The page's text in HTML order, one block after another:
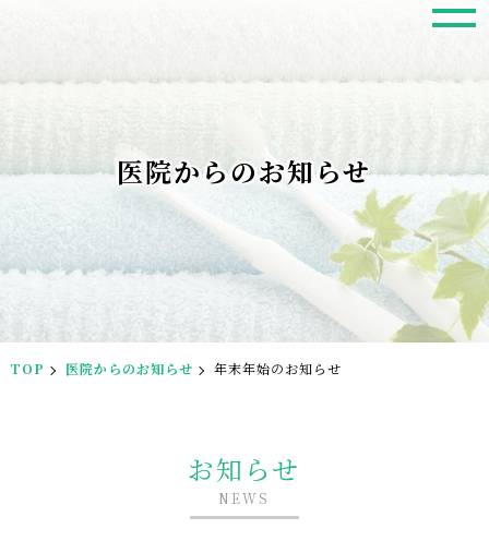
医院からのお知らせ
TOP 医院からのお知らせ 年末年始のお知らせ
お知らせ
NEWS